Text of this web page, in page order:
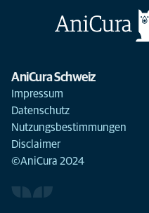
AniCura Schweiz
Impressum
Datenschutz
Nutzungsbestimmungen
Disclaimer
©AniCura 2024